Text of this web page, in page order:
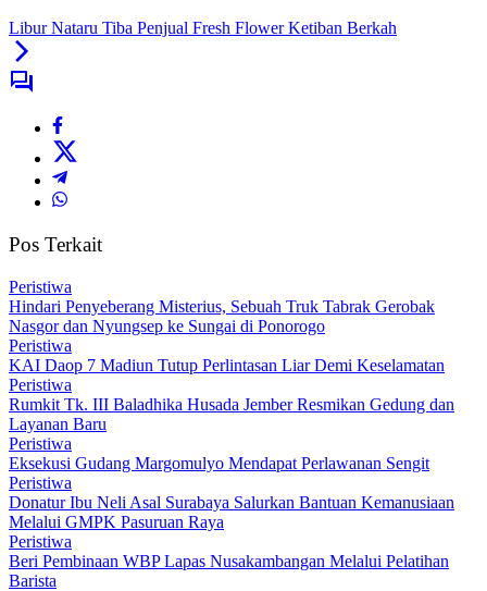
Libur Nataru Tiba Penjual Fresh Flower Ketiban Berkah
Pos Terkait
Peristiwa
Hindari Penyeberang Misterius, Sebuah Truk Tabrak Gerobak
Nasgor dan Nyungsep ke Sungai di Ponorogo
Peristiwa
KAI Daop 7 Madiun Tutup Perlintasan Liar Demi Keselamatan
Peristiwa
Rumkit Tk. III Baladhika Husada Jember Resmikan Gedung dan
Layanan Baru
Peristiwa
Eksekusi Gudang Margomulyo Mendapat Perlawanan Sengit
Peristiwa
Donatur Ibu Neli Asal Surabaya Salurkan Bantuan Kemanusiaan
Melalui GMPK Pasuruan Raya
Peristiwa
Beri Pembinaan WBP Lapas Nusakambangan Melalui Pelatihan
Barista